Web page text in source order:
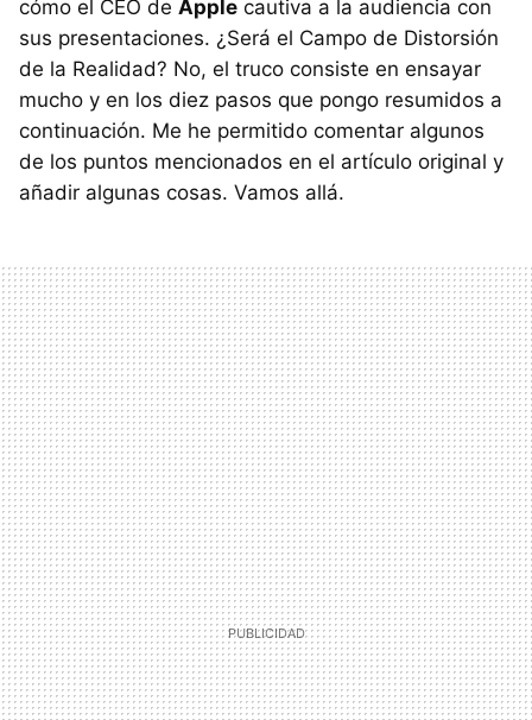
cómo el CEO de Apple cautiva a la audiencia con
sus presentaciones. ¿Será el Campo de Distorsión
de la Realidad? No, el truco consiste en ensayar
mucho y en los diez pasos que pongo resumidos a
continuación. Me he permitido comentar algunos
de los puntos mencionados en el artículo original y
añadir algunas cosas. Vamos allá.